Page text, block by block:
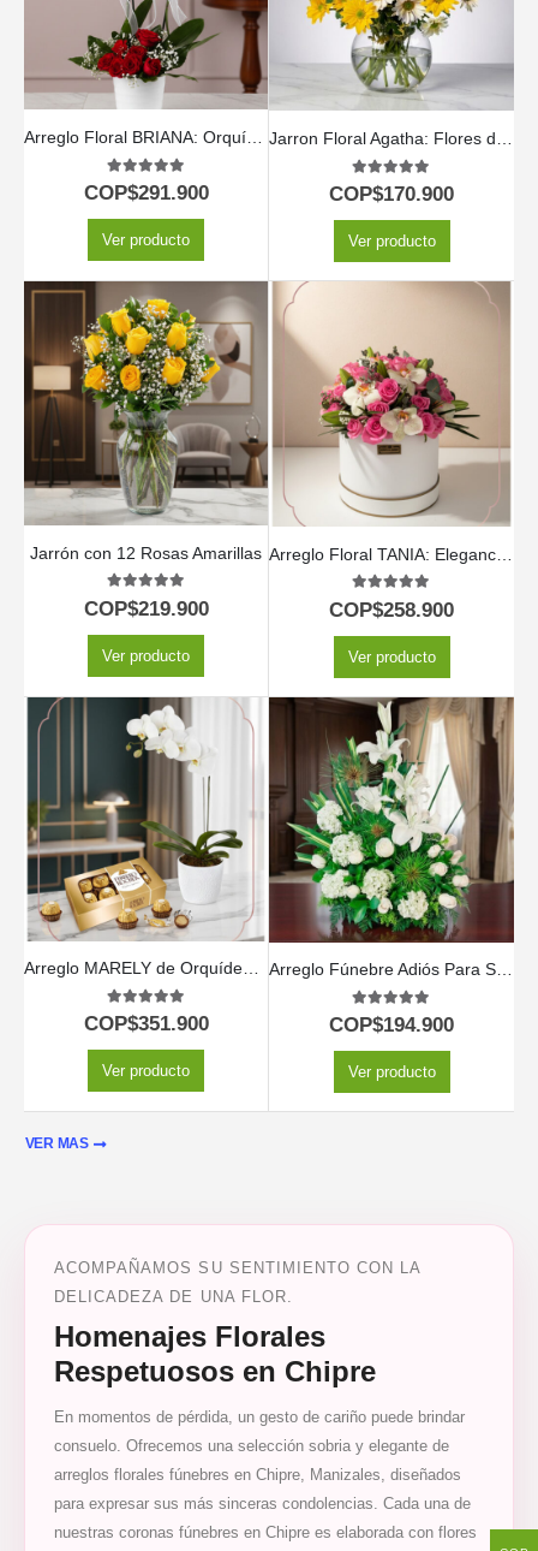
Arreglo Floral BRIANA: Orquídea y Rosas Rojas para Enamorar 🌹
5.00out of 5
COP$291.900
Ver producto
Jarron Floral Agatha: Flores de Primavera para Enviar Hoy 🌷
5.00out of 5
COP$170.900
Ver producto
Jarrón con 12 Rosas Amarillas
5.00out of 5
COP$219.900
Ver producto
5.00out of 5
COP$258.900
Ver producto
Arreglo MARELY de Orquídea Phalaenopsis y Chocolates para Regalar 🤍
5.00out of 5
COP$351.900
Ver producto
Arreglo Fúnebre Adiós Para Siempre
5.00out of 5
COP$194.900
Ver producto
VER MAS
ACOMPAÑAMOS SU SENTIMIENTO CON LA
DELICADEZA DE UNA FLOR.
Homenajes Florales
Respetuosos en Chipre
En momentos de pérdida, un gesto de cariño puede brindar
consuelo. Ofrecemos una selección sobria y elegante de
arreglos florales fúnebres en Chipre, Manizales, diseñados
para expresar sus más sinceras condolencias. Cada una de
nuestras coronas fúnebres en Chipre es elaborada con flores